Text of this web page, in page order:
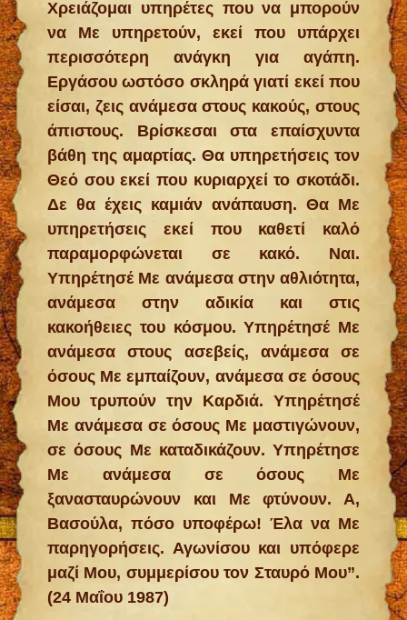
Χρειάζομαι υπηρέτες που να μπορούν
να Με υπηρετούν, εκεί που υπάρχει
περισσότερη ανάγκη για αγάπη.
Εργάσου ωστόσο σκληρά γιατί εκεί που
είσαι, ζεις ανάμεσα στους κακούς, στους
άπιστους. Βρίσκεσαι στα επαίσχυντα
βάθη της αμαρτίας. Θα υπηρετήσεις τον
Θεό σου εκεί που κυριαρχεί το σκοτάδι.
Δε θα έχεις καμιάν ανάπαυση. Θα Με
υπηρετήσεις εκεί που καθετί καλό
παραμορφώνεται σε κακό. Ναι.
Υπηρέτησέ Με ανάμεσα στην αθλιότητα,
ανάμεσα στην αδικία και στις
κακοήθειες του κόσμου. Υπηρέτησέ Με
ανάμεσα στους ασεβείς, ανάμεσα σε
όσους Με εμπαίζουν, ανάμεσα σε όσους
Μου τρυπούν την Καρδιά. Υπηρέτησέ
Με ανάμεσα σε όσους Με μαστιγώνουν,
σε όσους Με καταδικάζουν. Υπηρέτησε
Με ανάμεσα σε όσους Με
ξανασταυρώνουν και Με φτύνουν. Α,
Βασούλα, πόσο υποφέρω! Έλα να Με
παρηγορήσεις. Αγωνίσου και υπόφερε
μαζί Μου, συμμερίσου τον Σταυρό Μου”.
(24 Mαΐου 1987)